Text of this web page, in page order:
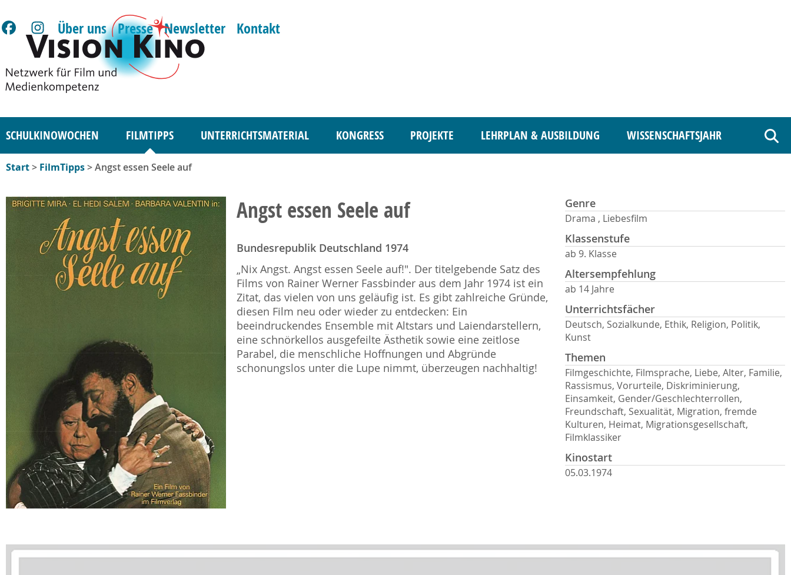
Über uns Presse Newsletter Kontakt
SCHULKINOWOCHEN FILMTIPPS UNTERRICHTSMATERIAL KONGRESS PROJEKTE LEHRPLAN & AUSBILDUNG WISSENSCHAFTSJAHR
Start> FilmTipps> Angst essen Seele auf
Angst essen Seele auf
Bundesrepublik Deutschland 1974
„Nix Angst. Angst essen Seele auf!". Der titelgebende Satz des
Films von Rainer Werner Fassbinder aus dem Jahr 1974 ist ein
Zitat, das vielen von uns geläufig ist. Es gibt zahlreiche Gründe,
diesen Film neu oder wieder zu entdecken: Ein
beeindruckendes Ensemble mit Altstars und Laiendarstellern,
eine schnörkellos ausgefeilte Ästhetik sowie eine zeitlose
Parabel, die menschliche Hoffnungen und Abgründe
schonungslos unter die Lupe nimmt, überzeugen nachhaltig!
Genre
Drama , Liebesfilm
Klassenstufe
ab 9. Klasse
Altersempfehlung
ab 14 Jahre
Unterrichtsfächer
Deutsch, Sozialkunde, Ethik, Religion, Politik,
Kunst
Themen
Filmgeschichte, Filmsprache, Liebe, Alter, Familie,
Rassismus, Vorurteile, Diskriminierung,
Einsamkeit, Gender/Geschlechterrollen,
Freundschaft, Sexualität, Migration, fremde
Kulturen, Heimat, Migrationsgesellschaft,
Filmklassiker
Kinostart
05.03.1974